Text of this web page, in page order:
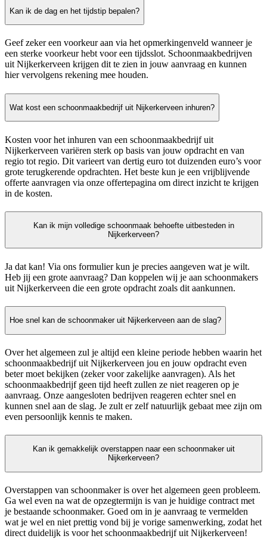
Kan ik de dag en het tijdstip bepalen?
Geef zeker een voorkeur aan via het opmerkingenveld wanneer je
een sterke voorkeur hebt voor een tijdsslot. Schoonmaakbedrijven
uit Nijkerkerveen krijgen dit te zien in jouw aanvraag en kunnen
hier vervolgens rekening mee houden.
Wat kost een schoonmaakbedrijf uit Nijkerkerveen inhuren?
Kosten voor het inhuren van een schoonmaakbedrijf uit
Nijkerkerveen variëren sterk op basis van jouw opdracht en van
regio tot regio. Dit varieert van dertig euro tot duizenden euro’s voor
grote terugkerende opdrachten. Het beste kun je een vrijblijvende
offerte aanvragen via onze offertepagina om direct inzicht te krijgen
in de kosten.
Kan ik mijn volledige schoonmaak behoefte uitbesteden in
Nijkerkerveen?
Ja dat kan! Via ons formulier kun je precies aangeven wat je wilt.
Heb jij een grote aanvraag? Dan koppelen wij je aan schoonmakers
uit Nijkerkerveen die een grote opdracht zoals dit aankunnen.
Hoe snel kan de schoonmaker uit Nijkerkerveen aan de slag?
Over het algemeen zul je altijd een kleine periode hebben waarin het
schoonmaakbedrijf uit Nijkerkerveen jou en jouw opdracht even
beter moet bekijken (zeker voor zakelijke aanvragen). Als het
schoonmaakbedrijf geen tijd heeft zullen ze niet reageren op je
aanvraag. Onze aangesloten bedrijven reageren echter snel en
kunnen snel aan de slag. Je zult er zelf natuurlijk gebaat mee zijn om
even persoonlijk kennis te maken.
Kan ik gemakkelijk overstappen naar een schoonmaker uit
Nijkerkerveen?
Overstappen van schoonmaker is over het algemeen geen probleem.
Ga wel even na wat de opzegtermijn is van je huidige contract met
je bestaande schoonmaker. Goed om in je aanvraag te vermelden
wat je wel en niet prettig vond bij je vorige samenwerking, zodat het
direct duidelijk is voor het schoonmaakbedrijf uit Nijkerkerveen!